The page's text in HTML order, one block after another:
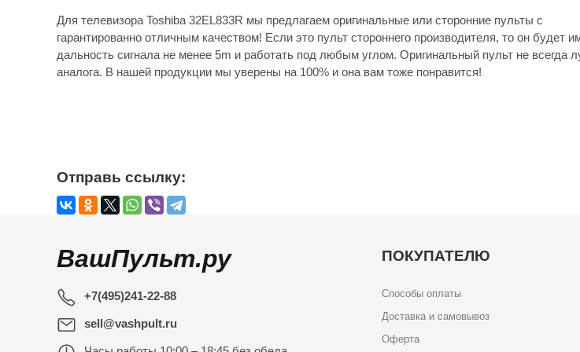
Для телевизора Toshiba 32EL833R мы предлагаем оригинальные или сторонние пульты с
гарантированно отличным качеством! Если это пульт стороннего производителя, то он будет
дальность сигнала не менее 5m и работать под любым углом. Оригинальный пульт не всегда
аналога. В нашей продукции мы уверены на 100% и она вам тоже понравится!
Отправь ссылку:
ВашПульт.ру
+7(495)241-22-88
sell@vashpult.ru
ПОКУПАТЕЛЮ
Способы оплаты
Доставка и самовывоз
Оферта